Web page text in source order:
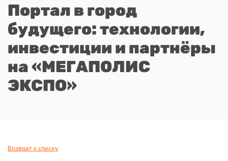
Портал в город
будущего: технологии,
инвестиции и партнёры
на «МЕГАПОЛИС
ЭКСПО»
Возврат к списку